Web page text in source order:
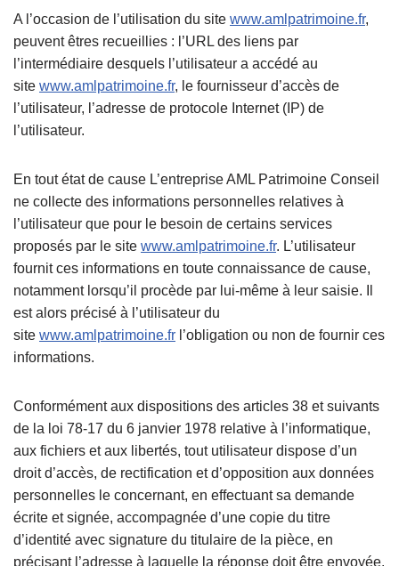
A l’occasion de l’utilisation du site www.amlpatrimoine.fr,
peuvent êtres recueillies : l’URL des liens par
l’intermédiaire desquels l’utilisateur a accédé au
site www.amlpatrimoine.fr, le fournisseur d’accès de
l’utilisateur, l’adresse de protocole Internet (IP) de
l’utilisateur.
En tout état de cause L’entreprise AML Patrimoine Conseil
ne collecte des informations personnelles relatives à
l’utilisateur que pour le besoin de certains services
proposés par le site www.amlpatrimoine.fr. L’utilisateur
fournit ces informations en toute connaissance de cause,
notamment lorsqu’il procède par lui-même à leur saisie. Il
est alors précisé à l’utilisateur du
site www.amlpatrimoine.fr l’obligation ou non de fournir ces
informations.
Conformément aux dispositions des articles 38 et suivants
de la loi 78-17 du 6 janvier 1978 relative à l’informatique,
aux fichiers et aux libertés, tout utilisateur dispose d’un
droit d’accès, de rectification et d’opposition aux données
personnelles le concernant, en effectuant sa demande
écrite et signée, accompagnée d’une copie du titre
d’identité avec signature du titulaire de la pièce, en
précisant l’adresse à laquelle la réponse doit être envoyée.